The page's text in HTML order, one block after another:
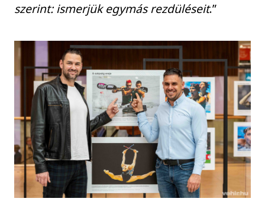
szerint: ismerjük egymás rezdüléseit.”